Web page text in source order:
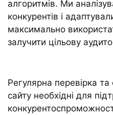
алгоритмів. Ми
конкурентів і
максимально
залучити цільову
Регулярна перевірка
сайту необхідні для